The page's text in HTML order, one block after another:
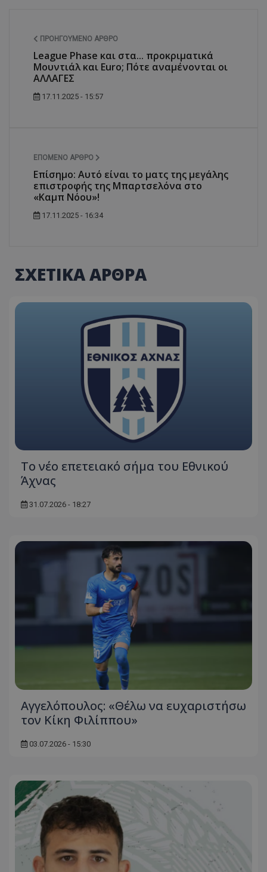
ΠΡΟΗΓΟΎΜΕΝΟ ΆΡΘΡΟ
League Phase και στα... προκριματικά
Μουντιάλ και Euro; Πότε αναμένονται οι
ΑΛΛΑΓΕΣ
17.11.2025 - 15:57
ΕΠΌΜΕΝΟ ΆΡΘΡΟ
Επίσημο: Αυτό είναι το ματς της μεγάλης
επιστροφής της Μπαρτσελόνα στο
«Καμπ Νόου»!
17.11.2025 - 16:34
ΣΧΕΤΙΚΑ ΑΡΘΡΑ
Το νέο επετειακό σήμα του Εθνικού
Άχνας
31.07.2026 - 18:27
Αγγελόπουλος: «Θέλω να ευχαριστήσω
τον Κίκη Φιλίππου»
03.07.2026 - 15:30